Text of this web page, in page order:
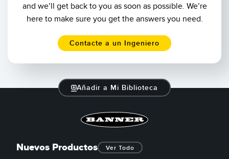
and we’ll get back to you as soon as possible. We’re
here to make sure you get the answers you need.
Contacte a un Ingeniero
Añadir a Mi Biblioteca
Nuevos Productos Ver Todo